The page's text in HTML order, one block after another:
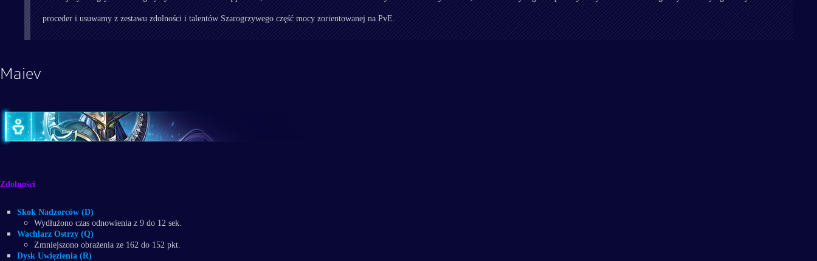
proceder i usuwamy z zestawu zdolności i talentów Szarogrzywego część mocy zorientowanej na PvE.
Maiev
Zdolności
Skok Nadzorców (D)
Wydłużono czas odnowienia z 9 do 12 sek.
Wachlarz Ostrzy (Q)
Zmniejszono obrażenia ze 162 do 152 pkt.
Dysk Uwięzienia (R)